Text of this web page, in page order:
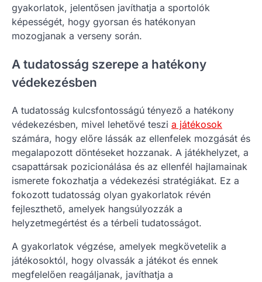
gyakorlatok, jelentősen javíthatja a sportolók
képességét, hogy gyorsan és hatékonyan
mozogjanak a verseny során.
A tudatosság szerepe a hatékony
védekezésben
A tudatosság kulcsfontosságú tényező a hatékony
védekezésben, mivel lehetővé teszi a játékosok
számára, hogy előre lássák az ellenfelek mozgását és
megalapozott döntéseket hozzanak. A játékhelyzet, a
csapattársak pozicionálása és az ellenfél hajlamainak
ismerete fokozhatja a védekezési stratégiákat. Ez a
fokozott tudatosság olyan gyakorlatok révén
fejleszthető, amelyek hangsúlyozzák a
helyzetmegértést és a térbeli tudatosságot.
A gyakorlatok végzése, amelyek megkövetelik a
játékosoktól, hogy olvassák a játékot és ennek
megfelelően reagáljanak, javíthatja a